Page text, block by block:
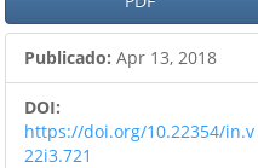
Publicado: Apr 13, 2018
DOI:
https://doi.org/10.22354/in.v
22i3.721